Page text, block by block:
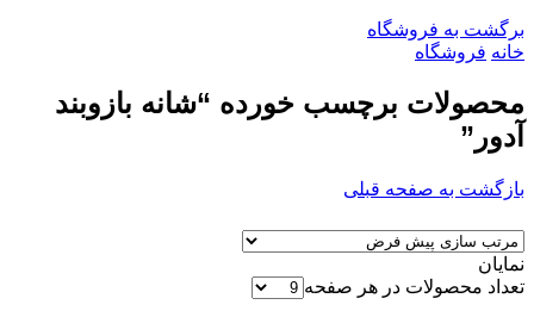
برگشت به فروشگاه
خانه فروشگاه
محصولات برچسب خورده “شانه بازوبند
آدور”
بازگشت به صفحه قبلی
نمایان
تعداد محصولات در هر صفحه